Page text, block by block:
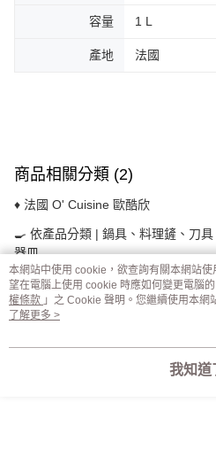
容量 1 L
產地 法國
商品相關分類 (2)
♦ 法國 O' Cuisine 歐酷欣
🍳 依產品分類 | 鍋具、料理鏟、刀
器皿
本分類熱銷全站排行
本網站中使用 cookie，欲查詢有關本網站
望在電腦上使用 cookie 時應如何變更電腦
權條款 」之 Cookie 聲明。您繼續使用本網
用條款之 Cookie 聲明使用 cookie。
了解更多 >
我知道